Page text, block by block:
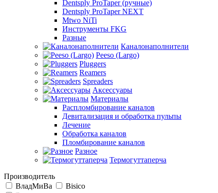
Dentsply ProTaper (ручные)
Dentsply ProTaper NEXT
Mtwo NiTi
Инструменты FKG
Разные
Каналонаполнители
Peeso (Largo)
Pluggers
Reamers
Spreaders
Аксессуары
Материалы
Распломбирование каналов
Девитализация и обработка пульпы
Лечение
Обработка каналов
Пломбирование каналов
Разное
Термогуттаперча
Производитель
ВладМиВа
Bisico